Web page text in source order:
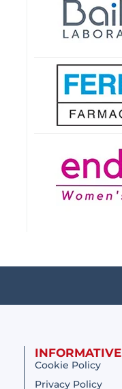
INFORMATIVE
Cookie Policy
Privacy Policy